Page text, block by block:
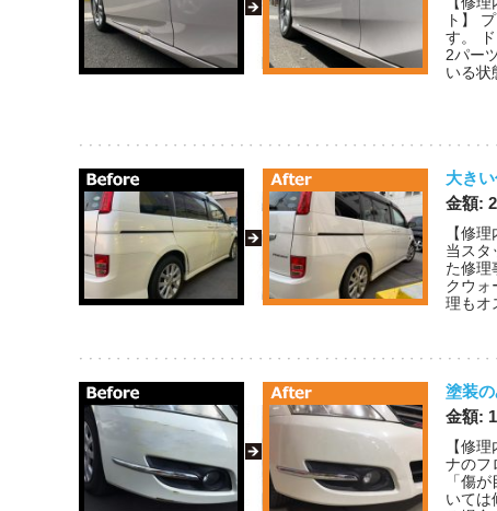
ト】
す。
2パー
いる状
大き
金額:
【修
当スタ
た修理
クウォ
理もオ
塗装
金額:
【修
ナのフ
「傷
いては